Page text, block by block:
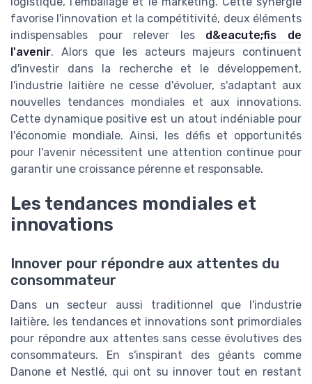
favorise l'innovation et la compétitivité, deux éléments
indispensables pour relever les d&eacute;fis de
l'avenir. Alors que les acteurs majeurs continuent
d'investir dans la recherche et le développement,
l'industrie laitière ne cesse d'évoluer, s'adaptant aux
nouvelles tendances mondiales et aux innovations.
Cette dynamique positive est un atout indéniable pour
l'économie mondiale. Ainsi, les défis et opportunités
pour l'avenir nécessitent une attention continue pour
garantir une croissance pérenne et responsable.
Les tendances mondiales et
innovations
Innover pour répondre aux attentes du
consommateur
Dans un secteur aussi traditionnel que l'industrie
laitière, les tendances et innovations sont primordiales
pour répondre aux attentes sans cesse évolutives des
consommateurs. En s'inspirant des géants comme
Danone et Nestlé, qui ont su innover tout en restant